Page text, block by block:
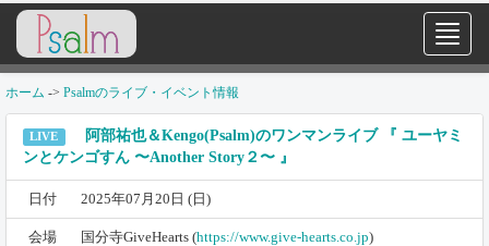
ホーム -> Psalmのライブ・イベント情報
LIVE
阿部祐也＆Kengo(Psalm)のワンマンライブ 『 ユーヤミ
ンとケンゴすん 〜Another Story２〜 』
日付 2025年07月20日 (日)
会場 国分寺GiveHearts (https://www.give-hearts.co.jp)